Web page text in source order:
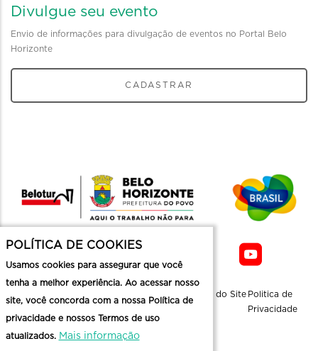
Divulgue seu evento
Envio de informações para divulgação de eventos no Portal Belo
Horizonte
CADASTRAR
Mapa do Site Politica de
Privacidade
POLÍTICA DE COOKIES
Usamos cookies para assegurar que você
tenha a melhor experiência. Ao acessar nosso
site, você concorda com a nossa Política de
privacidade e nossos Termos de uso
atualizados. Mais informação